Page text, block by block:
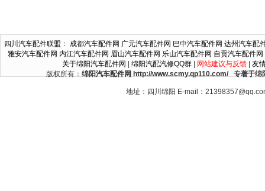
四川汽车配件联盟 ： 成都汽车配件网 广元汽车配件网 巴中汽车配件网 达州汽车配
雅安汽车配件网 内江汽车配件网 眉山汽车配件网 乐山汽车配件网 自贡汽车配件网
关于绵阳汽车配件网
绵阳汽配汽修QQ群| 网站建议与反馈| 友
版权所有： 绵阳汽车配件网 http://www.scmy.qp110.com/ 专著于绵
地址：四川绵阳 E-mail：